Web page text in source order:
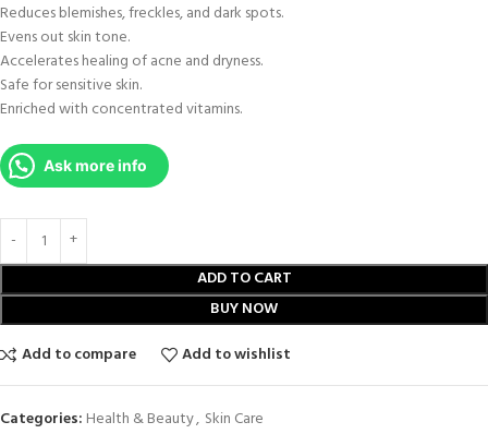
Reduces blemishes, freckles, and dark spots.
Evens out skin tone.
Accelerates healing of acne and dryness.
Safe for sensitive skin.
Enriched with concentrated vitamins.
Ask more info
ADD TO CART
BUY NOW
Add to compare
Add to wishlist
Categories: Health & Beauty, Skin Care